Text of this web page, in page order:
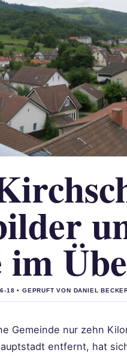
im
18 • GEPRUFT VON DANIEL
Gemeinde nur zehn
entfernt, hat